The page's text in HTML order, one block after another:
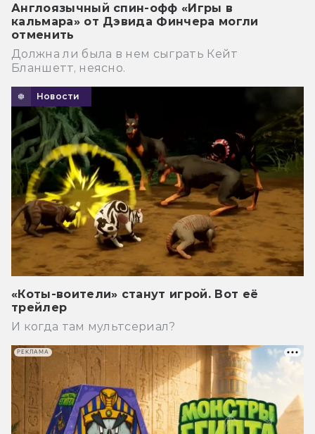
Англоязычный спин-офф «Игры в
кальмара» от Дэвида Финчера могли
отменить
Должна ли была в нем сыграть Кейт
Бланшетт, неясно.
Новости
«Коты-воители» станут игрой. Вот её
трейлер
И когда там мультсериал?
РЕКЛАМА